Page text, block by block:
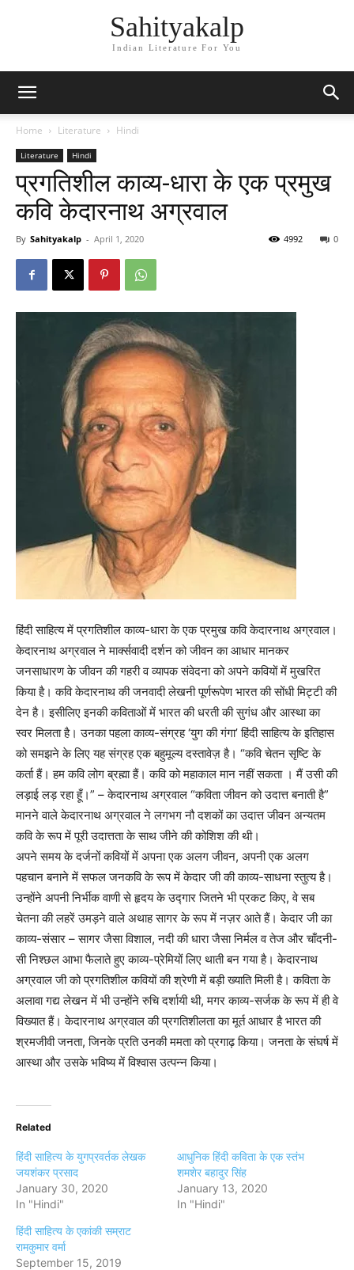
Sahityakalp
Indian Literature For You
Home Literature Hindi
Literature Hindi
प्रगतिशील काव्य-धारा के एक प्रमुख
कवि केदारनाथ अग्रवाल
By Sahityakalp - April 1, 2020 0
4992
हिंदी साहित्य में प्रगतिशील काव्य-धारा के एक प्रमुख कवि केदारनाथ अग्रवाल।
केदारनाथ अग्रवाल ने मार्क्सवादी दर्शन को जीवन का आधार मानकर
जनसाधारण के जीवन की गहरी व व्यापक संवेदना को अपने कवियों में मुखरित
किया है। कवि केदारनाथ की जनवादी लेखनी पूर्णरूपेण भारत की सोंधी मिट्टी की
देन है। इसीलिए इनकी कविताओं में भारत की धरती की सुगंध और आस्था का
स्वर मिलता है। उनका पहला काव्य-संग्रह ‘युग की गंगा’ हिंदी साहित्य के इतिहास
को समझने के लिए यह संग्रह एक बहुमूल्य दस्तावेज़ है। “कवि चेतन सृष्टि के
कर्ता हैं। हम कवि लोग ब्रह्मा हैं। कवि को महाकाल मान नहीं सकता । मैं उसी की
लड़ाई लड़ रहा हूँ।” – केदारनाथ अग्रवाल “कविता जीवन को उदात्त बनाती है”
मानने वाले केदारनाथ अग्रवाल ने लगभग नौ दशकों का उदात्त जीवन अन्यतम
कवि के रूप में पूरी उदात्तता के साथ जीने की कोशिश की थी।
अपने समय के दर्जनों कवियों में अपना एक अलग जीवन, अपनी एक अलग
पहचान बनाने में सफल जनकवि के रूप में केदार जी की काव्य-साधना स्तुत्य है।
उन्होंने अपनी निर्भीक वाणी से हृदय के उद्गार जितने भी प्रकट किए, वे सब
चेतना की लहरें उमड़ने वाले अथाह सागर के रूप में नज़र आते हैं। केदार जी का
काव्य-संसार – सागर जैसा विशाल, नदी की धारा जैसा निर्मल व तेज और चाँदनी-
सी निश्छल आभा फैलाते हुए काव्य-प्रेमियों लिए थाती बन गया है। केदारनाथ
अग्रवाल जी को प्रगतिशील कवियों की श्रेणी में बड़ी ख्याति मिली है। कविता के
अलावा गद्य लेखन में भी उन्होंने रुचि दर्शायी थी, मगर काव्य-सर्जक के रूप में ही वे
विख्यात हैं। केदारनाथ अग्रवाल की प्रगतिशीलता का मूर्त आधार है भारत की
श्रमजीवी जनता, जिनके प्रति उनकी ममता को प्रगाढ़ किया। जनता के संघर्ष में
आस्था और उसके भविष्य में विश्वास उत्पन्न किया।
Related
हिंदी साहित्य के युगप्रवर्तक लेखक
जयशंकर प्रसाद
January 30, 2020
In "Hindi"
आधुनिक हिंदी कविता के एक स्तंभ
शमशेर बहादुर सिंह
January 13, 2020
In "Hindi"
हिंदी साहित्य के एकांकी सम्राट
रामकुमार वर्मा
September 15, 2019